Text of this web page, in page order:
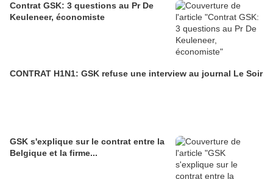
Contrat GSK: 3 questions au Pr De
Keuleneer, économiste
CONTRAT H1N1: GSK refuse une interview au journal Le Soir
GSK s'explique sur le contrat entre la
Belgique et la firme...